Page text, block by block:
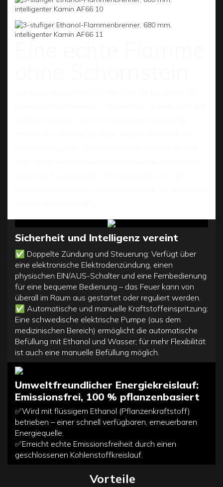
Sicherheit und Intelligenz vereint
✅ Doppelte Zündung und Steuerung: Verfügt über
eine elektronische Elektrodenzündung, einen
physischen EIN/AUS-Schalter und eine Fernbedienung
für eine bequeme Bedienung – das Feuer kann von
überall im Raum aus gestartet oder reguliert werden.
✅ Automatische und manuelle Kraftstoffeinspritzung:
Eine schwedische elektrische Pumpe (aus dem
medizinischen Bereich) ermöglicht die automatische
Befüllung mit Ethanol und Wasser; für mehr Flexibilität
ist auch eine manuelle Befüllung möglich.
Umweltfreundlicher Energiekreislauf:
Emissionsfrei, 100 % pflanzenbasiert
✅Wird mit flüssigem Ethanol (Pflanzenkraftstoff)
betrieben – einer schnell verfügbaren, erneuerbaren
Energiequelle.
✅Erreicht echte Emissionsfreiheit durch einen
geschlossenen Kohlenstoffkreislauf.
Vorteile